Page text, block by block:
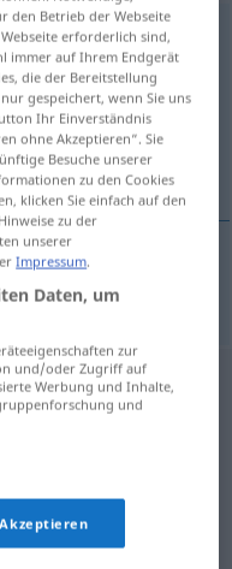
antippen)
den Betrieb der Webseite
erforderlich sind,
immer auf Ihrem Endgerät
die der Bereitstellung
gespeichert, wenn Sie uns
Ihr Einverständnis
ohne Akzeptieren“. Sie
Besuche unserer
zu den Cookies
klicken Sie einfach auf den
zu der
unserer
Impressum.
Daten, um
zur
und/oder Zugriff auf
Werbung und Inhalte,
und
Akzeptieren